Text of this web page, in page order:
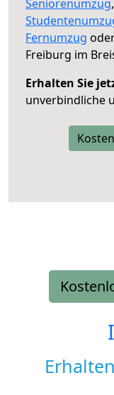
Seniorenumzug,
Fernumzug
Freiburg im
Erhalten Sie
unverbindliche